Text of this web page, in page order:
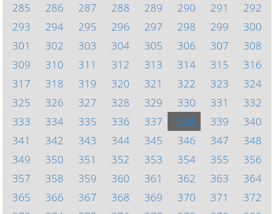
285
286 287 288 289 290 291
292
293
294 295 296 297 298 299
300
301
302 303 304 305 306 307
308
309
310 311 312 313 314 315
316
317
318 319 320 321 322 323
324
325
326 327 328 329 330 331
332
333
334 335 336 337 338 339
340
341
342 343 344 345 346 347
348
349
350 351 352 353 354 355
356
357
358 359 360 361 362 363
364
365
366 367 368 369 370 371
372